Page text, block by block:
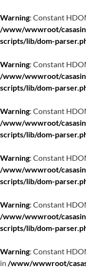
Warning: Constant
/www/wwwroot/
scripts/lib/dom-
Warning: Constant
/www/wwwroot/
scripts/lib/dom-
Warning: Constant
/www/wwwroot/
scripts/lib/dom-
Warning: Constant
/www/wwwroot/
scripts/lib/dom-
Warning: Constant
/www/wwwroot/
scripts/lib/dom-
Warning: Constant
in /www/wwwroot/